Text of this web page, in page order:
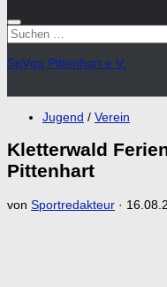
Suchen
nach:
SpVgg Pittenhart e.V.
Jugend / Verein
Kletterwald
Pittenhart
von Sportredakteur ·